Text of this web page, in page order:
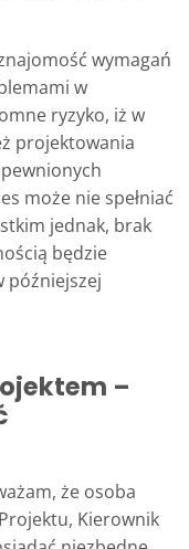
wymagań
w
ryzyko, iż w
projektowania
może nie spełniać
jednak, brak
będzie
późniejszej
–
że osoba
Kierownik